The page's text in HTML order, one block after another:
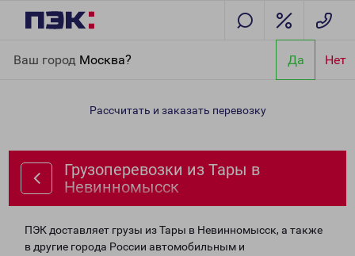
Ваш город Москва? Да Нет
Невинномысск
Рассчитать и заказать перевозку
Грузоперевозки из Тары в
Невинномысск
ПЭК доставляет грузы из Тары в Невинномысск, а также
в другие города России автомобильным и